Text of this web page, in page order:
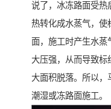
说了，冰冻路面受热
热转化成水蒸气，使
面，施工时产生水蒸
大压强，从而导致标
大面积脱落。所以，
潮湿或冻路面施工。